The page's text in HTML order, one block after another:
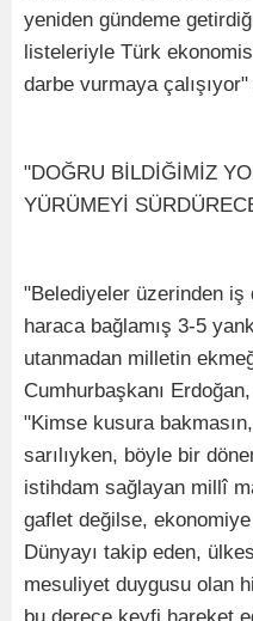
yeniden gündeme
listeleriyle Türk
darbe vurmaya
"DOĞRU BİLDİĞİMİZ
YÜRÜMEYİ
"Belediyeler üzerinden iş
haraca bağlamış 3-5
utanmadan milletin
Cumhurbaşkanı
"Kimse kusura
sarılıyken, böyle bir
istihdam sağlayan millî
gaflet değilse,
Dünyayı takip eden,
mesuliyet duygusu olan
bu derece keyfi hareket